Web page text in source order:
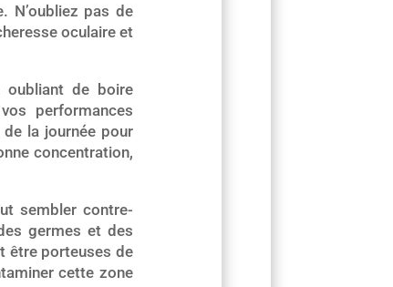
N’oubliez pas de
oculaire et
de boire
performances
la journée pour
concentration,
sembler contre-
germes et des
être porteuses de
cette zone